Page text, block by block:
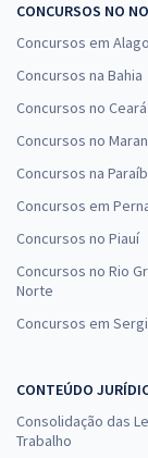
CONCURSOS NO
Concursos em
Concursos na Bahia
Concursos no Ceará
Concursos no
Concursos na
Concursos em
Concursos no Piauí
Concursos no Rio
Norte
Concursos em
CONTEÚDO
Consolidação das
Trabalho